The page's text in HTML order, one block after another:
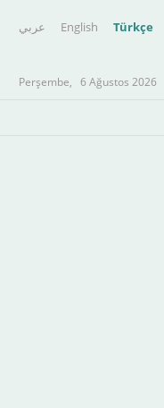
عربي English Türkçe
Perşembe, 6 Ağustos 2026